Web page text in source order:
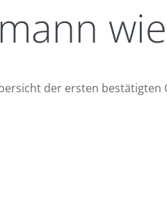
der ersten bestätigten